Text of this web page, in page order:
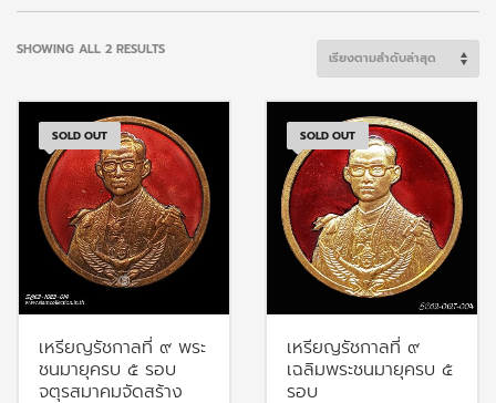
SHOWING ALL 2 RESULTSSORTED
SOLD OUT
เหรียญรัชกาลที่ ๙ พระ
ชนมายุครบ ๕ รอบ
จตุรสมาคมจัดสร้าง
SOLD OUT
เหรียญรัชกาลที่ ๙
เฉลิมพระชนมายุครบ ๕
รอบ